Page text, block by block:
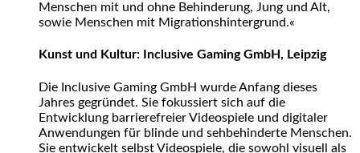
Menschen mit und ohne Behinderung, Jung und Alt,
sowie Menschen mit Migrationshintergrund.«
Kunst und Kultur: Inclusive Gaming GmbH, Leipzig
Die Inclusive Gaming GmbH wurde Anfang dieses
Jahres gegründet. Sie fokussiert sich auf die
Entwicklung barrierefreier Videospiele und digitaler
Anwendungen für blinde und sehbehinderte Menschen.
Sie entwickelt selbst Videospiele, die sowohl visuell als